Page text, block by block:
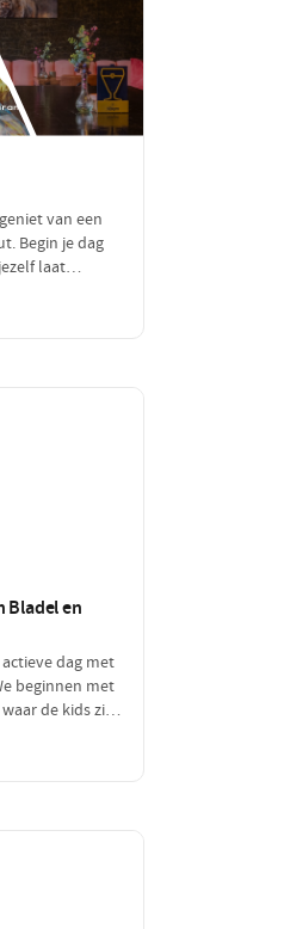
van een
Begin je dag
laat
door, spoel je
Bladel en
dag met
beginnen met
de kids zich
het tijd voor